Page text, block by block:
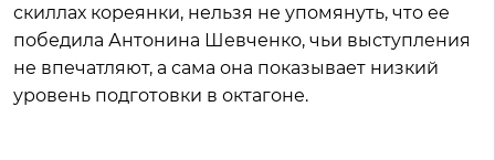
скиллах кореянки, нельзя не упомянуть, что ее
победила Антонина Шевченко, чьи выступления
не впечатляют, а сама она показывает низкий
уровень подготовки в октагоне.